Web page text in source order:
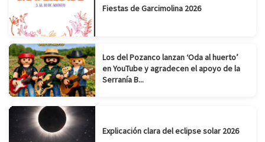
Fiestas de Garcimolina 2026
Los del Pozanco lanzan ‘Oda al huerto’
en YouTube y agradecen el apoyo de la
Serranía B...
Explicación clara del eclipse solar 2026